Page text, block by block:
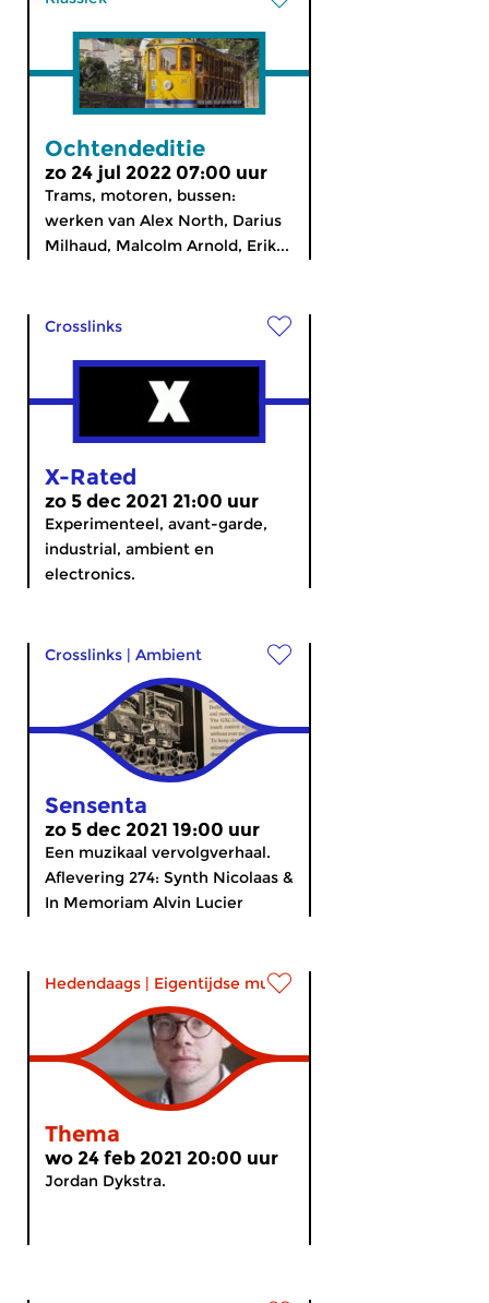
Ochtendeditie
zo 24 jul 2022 07:00 uur
Trams, motoren, bussen:
werken van Alex North, Darius
Milhaud, Malcolm Arnold, Erik...
Crosslinks
X-Rated
zo 5 dec 2021 21:00 uur
Experimenteel, avant-garde,
industrial, ambient en
electronics.
Crosslinks | Ambient
Sensenta
zo 5 dec 2021 19:00 uur
Een muzikaal vervolgverhaal.
Aflevering 274: Synth Nicolaas &
In Memoriam Alvin Lucier
Hedendaags | Eigentijdse muziek
Thema
wo 24 feb 2021 20:00 uur
Jordan Dykstra.